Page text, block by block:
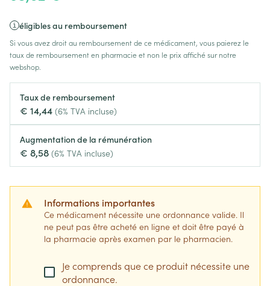
éligibles au remboursement
Si vous avez droit au remboursement de ce médicament, vous paierez le
taux de remboursement en pharmacie et non le prix affiché sur notre
webshop.
Taux de remboursement
€ 14,44 (6% TVA incluse)
Augmentation de la rémunération
€ 8,58 (6% TVA incluse)
Informations importantes
Ce médicament nécessite une ordonnance valide. Il
ne peut pas être acheté en ligne et doit être payé à
la pharmacie après examen par le pharmacien.
Je comprends que ce produit nécessite une
ordonnance.